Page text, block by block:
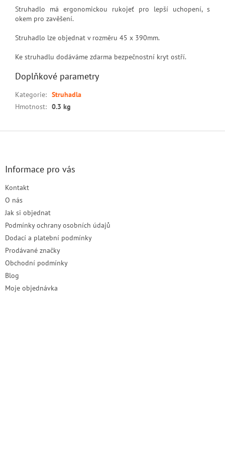
Struhadlo má ergonomickou rukojeť pro lepší uchopení, s
okem pro zavěšení.
Struhadlo lze objednat v rozměru 45 x 390mm.
Ke struhadlu dodáváme zdarma bezpečnostní kryt ostří.
Doplňkové parametry
Kategorie: Struhadla
Hmotnost: 0.3 kg
Informace pro vás
Kontakt
O nás
Jak si objednat
Podmínky ochrany osobních údajů
Dodací a platební podmínky
Prodávané značky
Obchodní podmínky
Blog
Moje objednávka